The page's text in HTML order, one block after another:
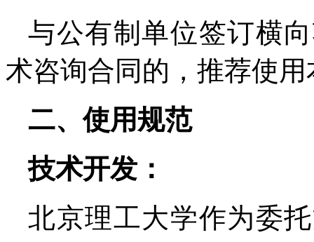
与公有制单位签订横
术咨询合同的，推荐使
二、使用规范
技术开发：
北京理工大学作为委